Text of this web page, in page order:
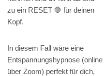
zu ein RESET 🛑 für deinen
Kopf.
In diesem Fall wäre eine
Entspannungshypnose (online
über Zoom) perfekt für dich,